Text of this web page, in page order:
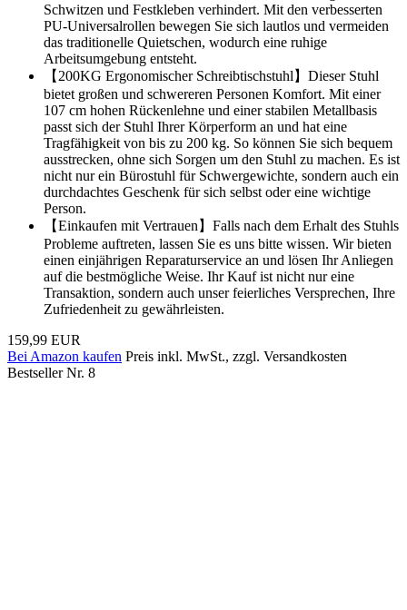
Schwitzen und Festkleben verhindert. Mit den verbesserten
PU-Universalrollen bewegen Sie sich lautlos und vermeiden
das traditionelle Quietschen, wodurch eine ruhige
Arbeitsumgebung entsteht.
【200KG Ergonomischer Schreibtischstuhl】Dieser Stuhl
bietet großen und schwereren Personen Komfort. Mit einer
107 cm hohen Rückenlehne und einer stabilen Metallbasis
passt sich der Stuhl Ihrer Körperform an und hat eine
Tragfähigkeit von bis zu 200 kg. So können Sie sich bequem
ausstrecken, ohne sich Sorgen um den Stuhl zu machen. Es ist
nicht nur ein Bürostuhl für Schwergewichte, sondern auch ein
durchdachtes Geschenk für sich selbst oder eine wichtige
Person.
【Einkaufen mit Vertrauen】Falls nach dem Erhalt des Stuhls
Probleme auftreten, lassen Sie es uns bitte wissen. Wir bieten
einen einjährigen Reparaturservice an und lösen Ihr Anliegen
auf die bestmögliche Weise. Ihr Kauf ist nicht nur eine
Transaktion, sondern auch unser feierliches Versprechen, Ihre
Zufriedenheit zu gewährleisten.
159,99 EUR
Bei Amazon kaufen Preis inkl. MwSt., zzgl. Versandkosten
Bestseller Nr. 8